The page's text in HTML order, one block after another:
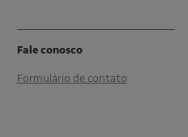
Fale conosco
Formulário de contato